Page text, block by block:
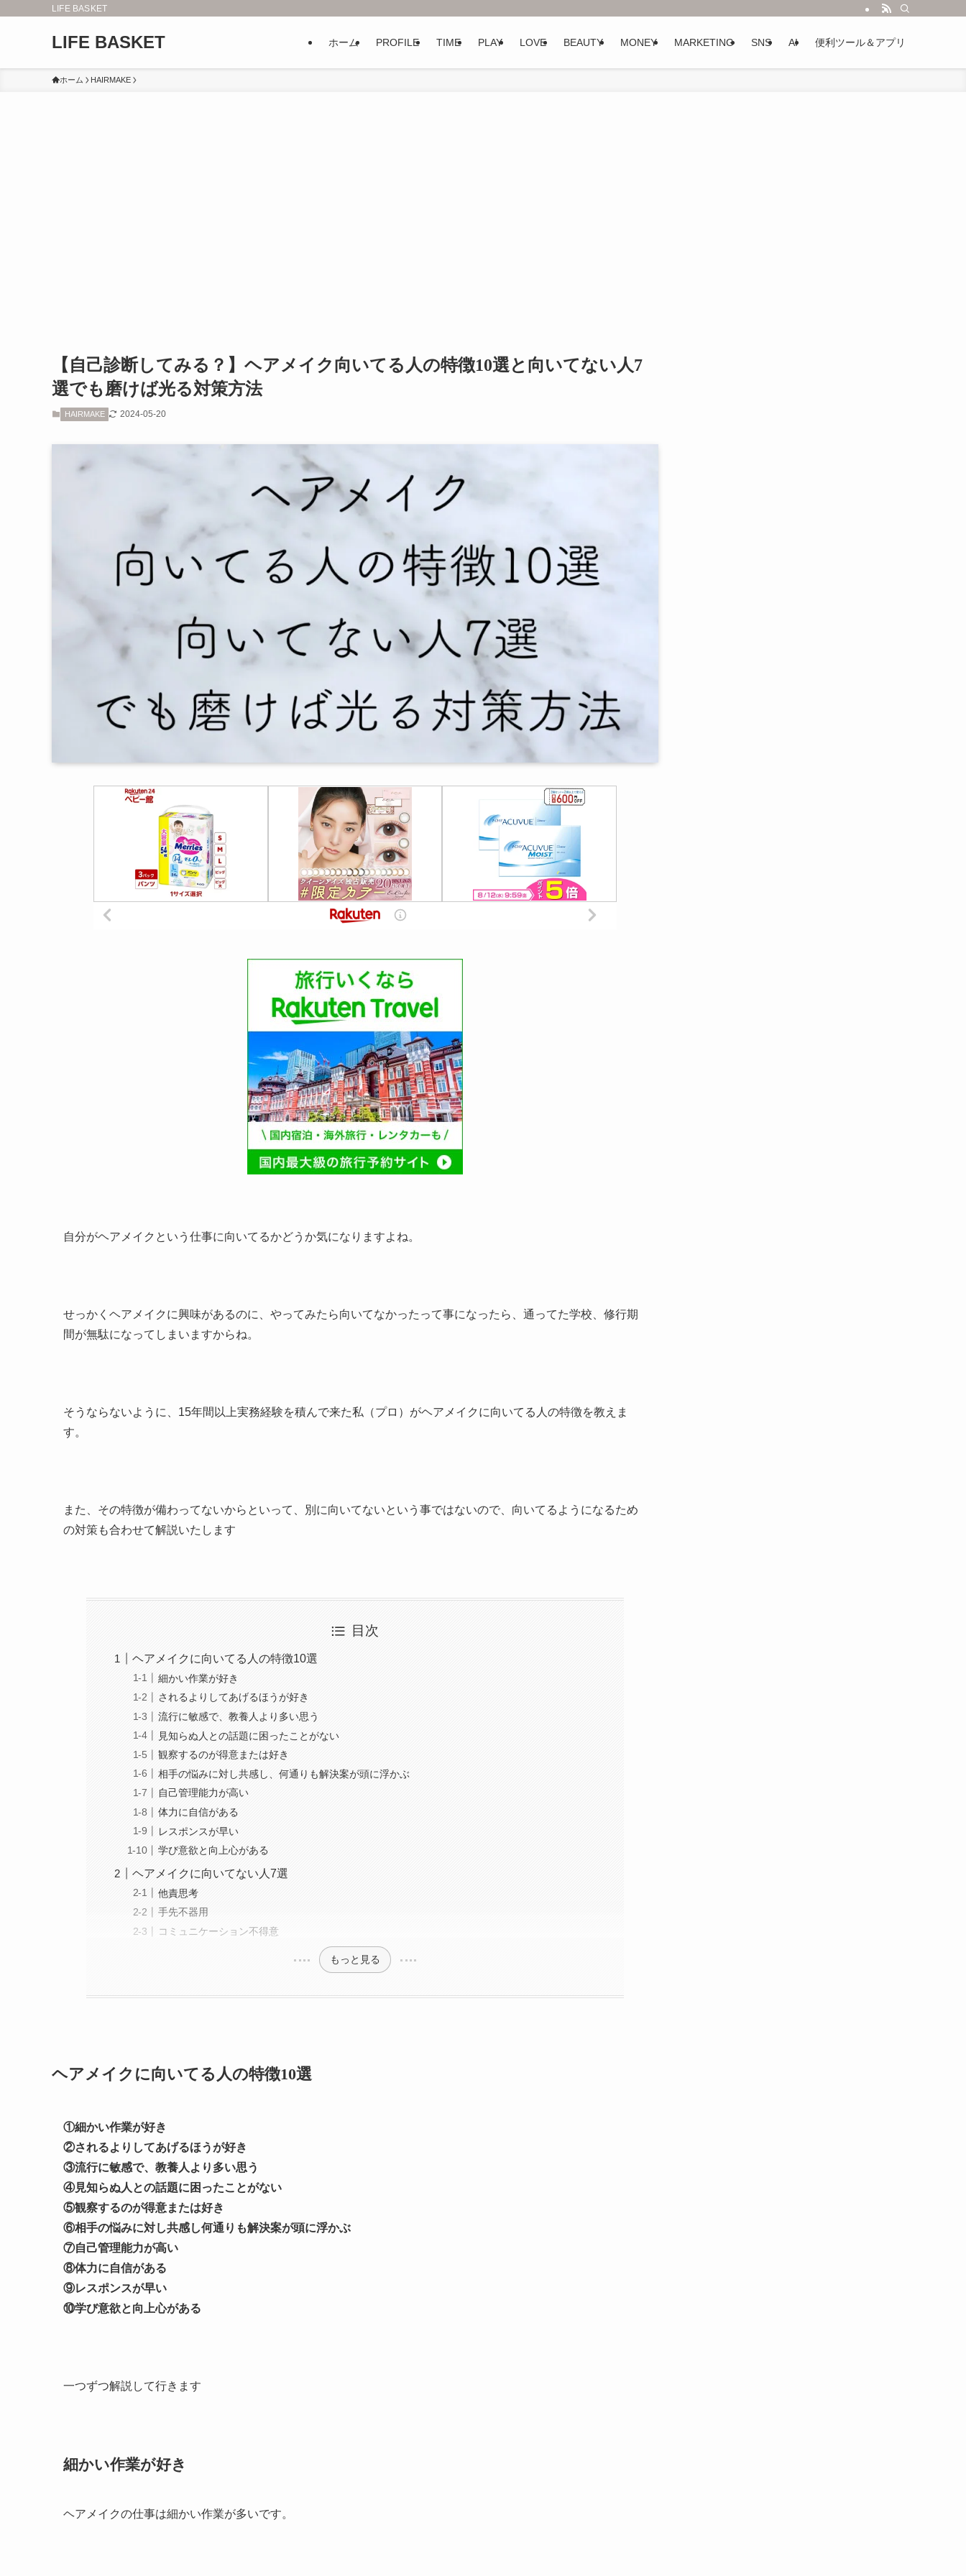
LIFE BASKET
LIFE BASKET ホーム PROFILE TIME PLAY LOVE BEAUTY MONEY MARKETING SNS AI 便利ツール＆アプリ
ホーム HAIRMAKE
【自己診断してみる？】ヘアメイク向いてる人の特徴10選と向いてない人7
選でも磨けば光る対策方法
HAIRMAKE 2024-05-20
自分がヘアメイクという仕事に向いてるかどうか気になりますよね。
せっかくヘアメイクに興味があるのに、やってみたら向いてなかったって事になったら、通ってた学校、修行期
間が無駄になってしまいますからね。
そうならないように、15年間以上実務経験を積んで来た私（プロ）がヘアメイクに向いてる人の特徴を教えま
す。
また、その特徴が備わってないからといって、別に向いてないという事ではないので、向いてるようになるため
の対策も合わせて解説いたします
目次
ヘアメイクに向いてる人の特徴10選
細かい作業が好き
されるよりしてあげるほうが好き
流行に敏感で、教養人より多い思う
見知らぬ人との話題に困ったことがない
観察するのが得意または好き
相手の悩みに対し共感し、何通りも解決案が頭に浮かぶ
自己管理能力が高い
体力に自信がある
レスポンスが早い
学び意欲と向上心がある
ヘアメイクに向いてない人7選
他責思考
手先不器用
コミュニケーション不得意
もっと見る
ヘアメイクに向いてる人の特徴10選
①細かい作業が好き
②されるよりしてあげるほうが好き
③流行に敏感で、教養人より多い思う
④見知らぬ人との話題に困ったことがない
⑤観察するのが得意または好き
⑥相手の悩みに対し共感し何通りも解決案が頭に浮かぶ
⑦自己管理能力が高い
⑧体力に自信がある
⑨レスポンスが早い
⑩学び意欲と向上心がある
一つずつ解説して行きます
細かい作業が好き
ヘアメイクの仕事は細かい作業が多いです。